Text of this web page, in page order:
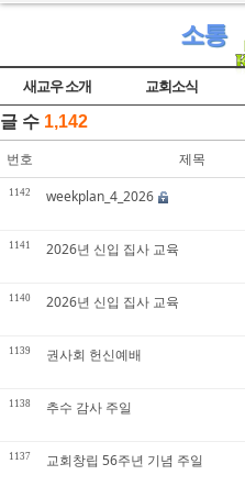
소통
새교우 소개 교회소식
글 수 1,142
번호
제목
1142 weekplan_4_2026
1141 2026년 신입 집사 교육
1140 2026년 신입 집사 교육
1139 권사회 헌신예배
1138 추수 감사 주일
1137 교회창립 56주년 기념 주일